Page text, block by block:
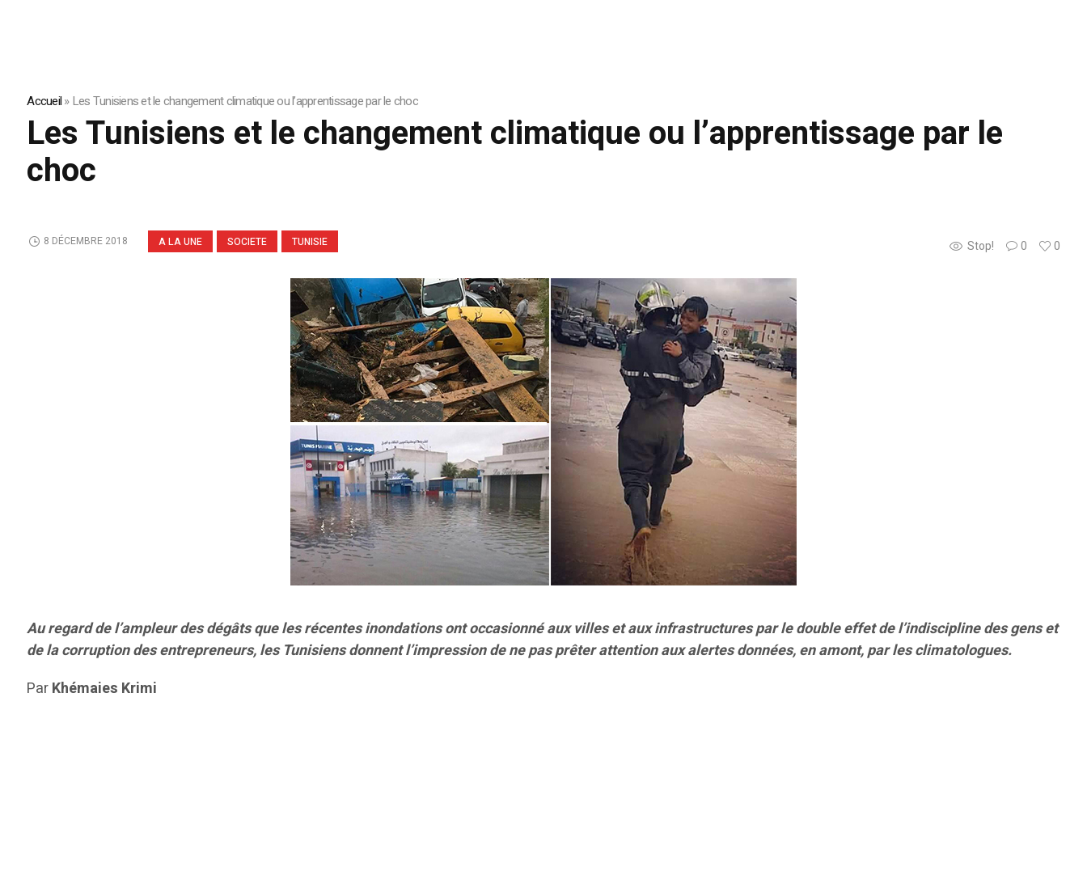
Accueil»Les Tunisiens et le changement climatique ou l’apprentissage par le choc
Les Tunisiens et le changement climatique ou l’apprentissage par le
choc
A LA UNE SOCIETE TUNISIE Stop! 0 0
8 DÉCEMBRE 2018
Au regard de l’ampleur des dégâts que les récentes inondations ont occasionné aux villes et aux infrastructures par le double effet de l’indiscipline des gens et
de la corruption des entrepreneurs, les Tunisiens donnent l’impression de ne pas prêter attention aux alertes données, en amont, par les climatologues.
ParKhémaies Krimi